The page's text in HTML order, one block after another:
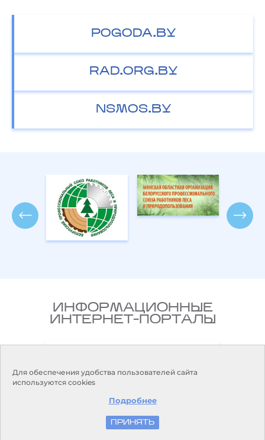
POGODA.BY
RAD.ORG.BY
NSMOS.BY
ИНФОРМАЦИОННЫЕ
ИНТЕРНЕТ-ПОРТАЛЫ
Беларусь
Для обеспечения удобства пользователей сайта
используются cookies
Подробнее
ПРИНЯТЬ